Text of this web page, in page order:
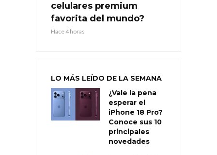
celulares premium
favorita del mundo?
Hace 4 horas
LO MÁS LEÍDO DE LA SEMANA
¿Vale la pena
esperar el
iPhone 18 Pro?
Conoce sus 10
principales
novedades